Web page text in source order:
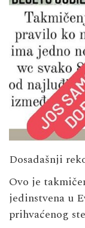
Dosadašnji
Ovo je
jedinstvena u
prihvaćenog